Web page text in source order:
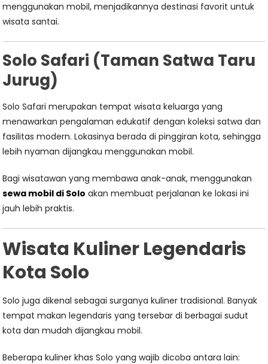
menggunakan mobil, menjadikannya destinasi favorit untuk
wisata santai.
Solo Safari (Taman Satwa Taru
Jurug)
Solo Safari merupakan tempat wisata keluarga yang
menawarkan pengalaman edukatif dengan koleksi satwa dan
fasilitas modern. Lokasinya berada di pinggiran kota, sehingga
lebih nyaman dijangkau menggunakan mobil.
Bagi wisatawan yang membawa anak-anak, menggunakan
sewa mobil di Solo akan membuat perjalanan ke lokasi ini
jauh lebih praktis.
Wisata Kuliner Legendaris
Kota Solo
Solo juga dikenal sebagai surganya kuliner tradisional. Banyak
tempat makan legendaris yang tersebar di berbagai sudut
kota dan mudah dijangkau mobil.
Beberapa kuliner khas Solo yang wajib dicoba antara lain: